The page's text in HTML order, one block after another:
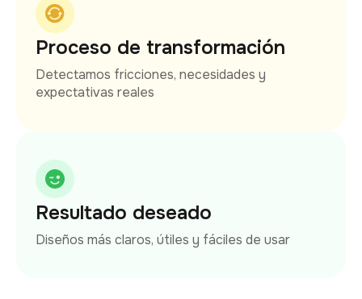
Proceso de transformación
Detectamos fricciones, necesidades y
expectativas reales
Resultado deseado
Diseños más claros, útiles y fáciles de usar